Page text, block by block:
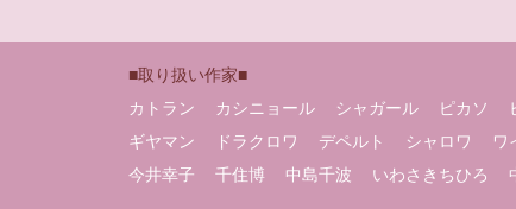
■取り扱い作家■
カトラン
カシニョール シャガール ピカソ
ギヤマン
ドラクロワ デペルト シャロワ ワ
今井幸子
千住博 中島千波 いわさきちひろ